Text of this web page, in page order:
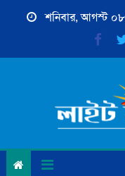
শনিবার, আগস্ট